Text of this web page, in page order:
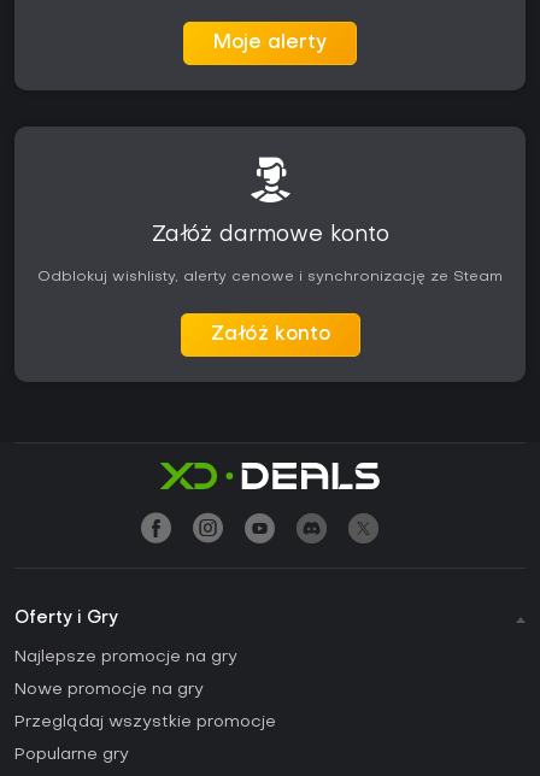
Moje alerty
Załóż darmowe konto
Odblokuj wishlisty, alerty cenowe i synchronizację ze Steam
Załóż konto
Oferty i Gry
Najlepsze promocje na gry
Nowe promocje na gry
Przeglądaj wszystkie promocje
Popularne gry